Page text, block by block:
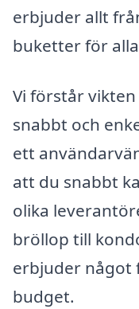
erbjuder allt
buketter för
Vi förstår
snabbt och
ett
att du snabbt
olika
bröllop till
erbjuder något
budget.